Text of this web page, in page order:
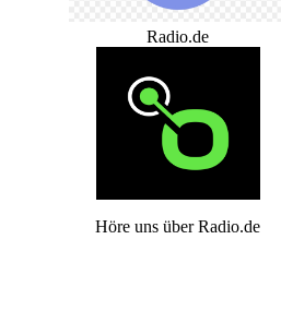
Radio.de
Höre uns über Radio.de